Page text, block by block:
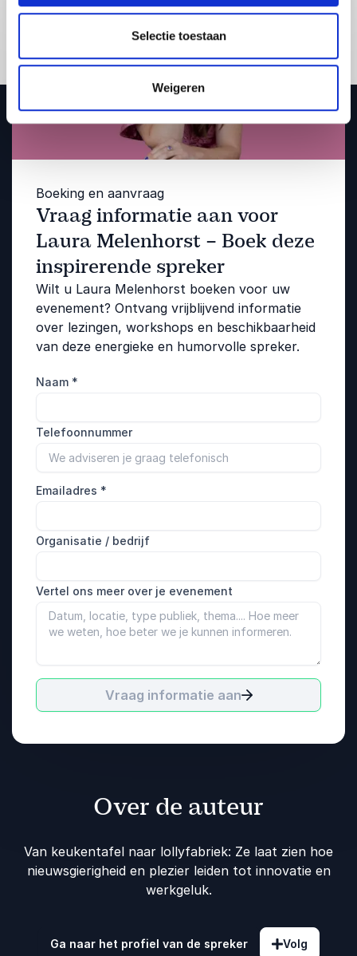
Selectie toestaan
Weigeren
Boeking en aanvraag
Vraag informatie aan voor
Laura Melenhorst – Boek deze
inspirerende spreker
Wilt u Laura Melenhorst boeken voor uw
evenement? Ontvang vrijblijvend informatie
over lezingen, workshops en beschikbaarheid
van deze energieke en humorvolle spreker.
Naam *
Telefoonnummer
Emailadres *
Organisatie / bedrijf
Vertel ons meer over je evenement
Vraag informatie aan
Over de auteur
Van keukentafel naar lollyfabriek: Ze laat zien hoe
nieuwsgierigheid en plezier leiden tot innovatie en
werkgeluk.
Ga naar het profiel van de spreker Volg